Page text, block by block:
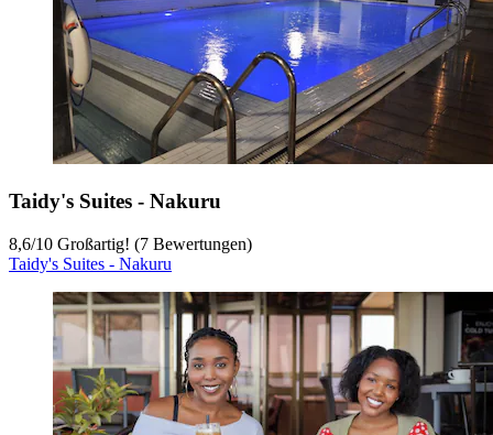
Taidy's Suites - Nakuru
8,6/10 Großartig! (7 Bewertungen)
Taidy's Suites - Nakuru